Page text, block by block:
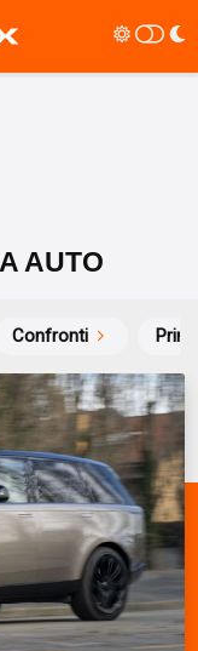
AUTO
Confronti